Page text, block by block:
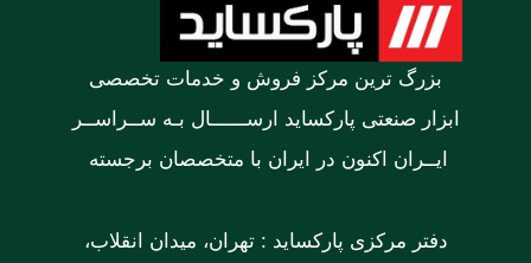
بزرگ ترین مرکز فروش و خدمات تخصصی
ابزار صنعتی پارکساید ارســــــال بـه ســراســر
ایــران اکنون در ایران با متخصصان برجسته
دفتر مرکزی پارکساید : تهران، میدان انقلاب،